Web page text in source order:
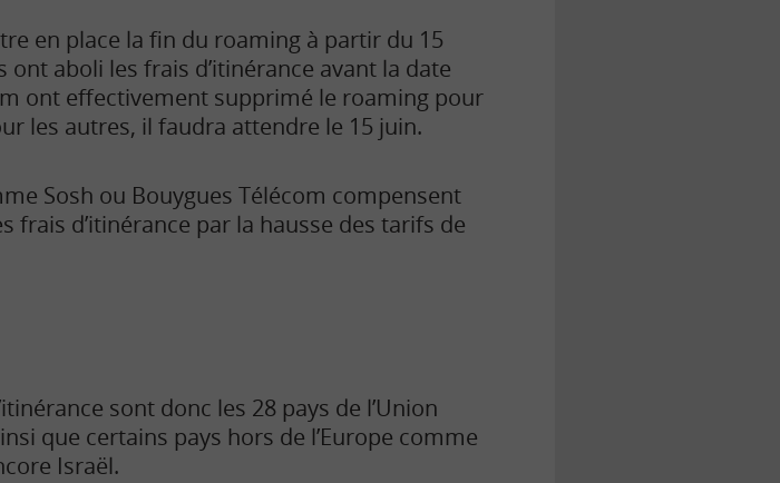
en place la fin du roaming à partir du 15
aboli les frais d’itinérance avant la date
ont effectivement supprimé le roaming pour
les autres, il faudra attendre le 15 juin.
Sosh ou Bouygues Télécom compensent
frais d’itinérance par la hausse des tarifs de
sont donc les 28 pays de l’Union
que certains pays hors de l’Europe comme
Israël.